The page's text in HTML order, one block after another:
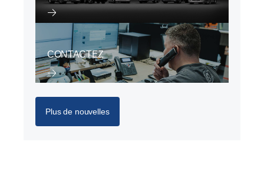
CONTACTEZ
Plus de nouvelles